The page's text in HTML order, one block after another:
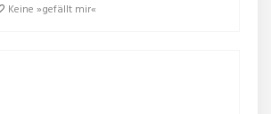
Keine »gefällt mir«